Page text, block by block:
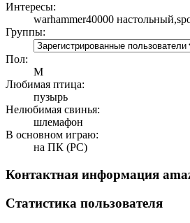
Интересы:
warhammer40000
Группы:
Пол:
М
Любимая птица:
пузырь
Нелюбимая свинья:
шлемафон
В основном играю:
на ПК (PC)
Контактная информация
Статистика пользователя